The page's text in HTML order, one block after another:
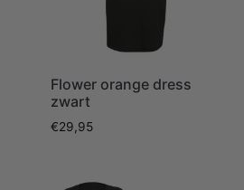
Flower orange dress
zwart
€29,95